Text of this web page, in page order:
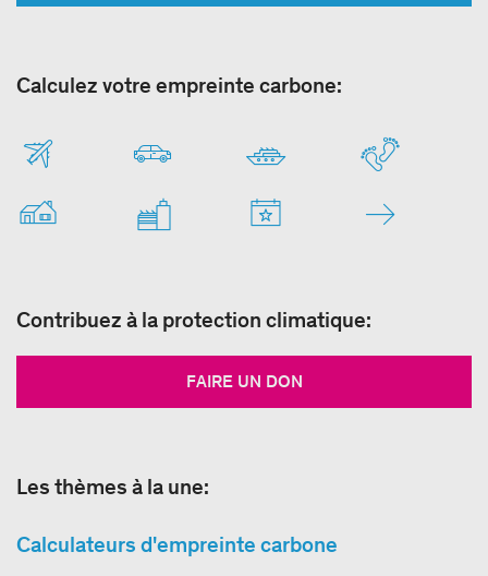
Calculez votre empreinte carbone:
Contribuez à la protection climatique:
FAIRE UN DON
Les thèmes à la une:
Calculateurs d'empreinte carbone